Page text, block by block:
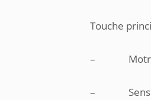
Touche
–
–